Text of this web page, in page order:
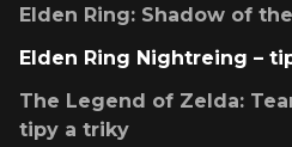
Elden Ring: Shadow of
Elden Ring Nightreing –
The Legend of Zelda:
tipy a triky